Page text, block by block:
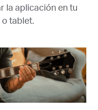
la aplicación en tu
o tablet.